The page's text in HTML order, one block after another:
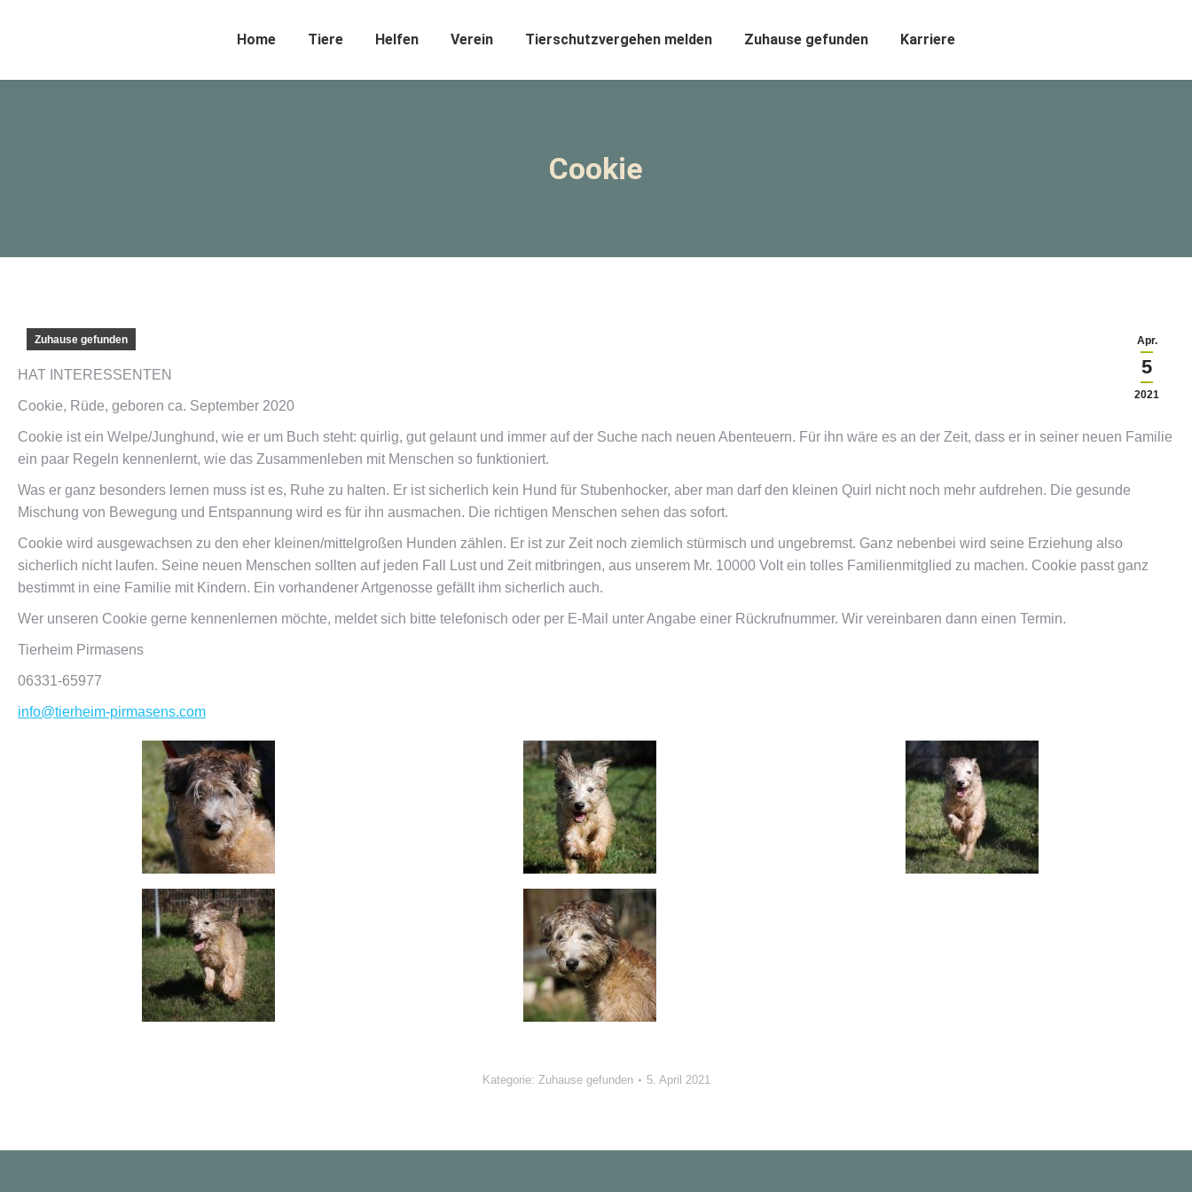
Home Tiere Helfen Verein Tierschutzvergehen melden Zuhause gefunden Karriere
Cookie
Apr.
5
2021
Zuhause gefunden
HAT INTERESSENTEN
Cookie, Rüde, geboren ca. September 2020
Cookie ist ein Welpe/Junghund, wie er um Buch steht: quirlig, gut gelaunt und immer auf der Suche nach neuen Abenteuern. Für ihn wäre es an der Zeit, dass er in seiner neuen Familie
ein paar Regeln kennenlernt, wie das Zusammenleben mit Menschen so funktioniert.
Was er ganz besonders lernen muss ist es, Ruhe zu halten. Er ist sicherlich kein Hund für Stubenhocker, aber man darf den kleinen Quirl nicht noch mehr aufdrehen. Die gesunde
Mischung von Bewegung und Entspannung wird es für ihn ausmachen. Die richtigen Menschen sehen das sofort.
Cookie wird ausgewachsen zu den eher kleinen/mittelgroßen Hunden zählen. Er ist zur Zeit noch ziemlich stürmisch und ungebremst. Ganz nebenbei wird seine Erziehung also
sicherlich nicht laufen. Seine neuen Menschen sollten auf jeden Fall Lust und Zeit mitbringen, aus unserem Mr. 10000 Volt ein tolles Familienmitglied zu machen. Cookie passt ganz
bestimmt in eine Familie mit Kindern. Ein vorhandener Artgenosse gefällt ihm sicherlich auch.
Wer unseren Cookie gerne kennenlernen möchte, meldet sich bitte telefonisch oder per E-Mail unter Angabe einer Rückrufnummer. Wir vereinbaren dann einen Termin.
Tierheim Pirmasens
06331-65977
info@tierheim-pirmasens.com
Kategorie: Zuhause gefunden 5. April 2021